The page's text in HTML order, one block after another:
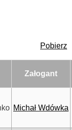
Pobierz
Załogant
Michał Wdówka